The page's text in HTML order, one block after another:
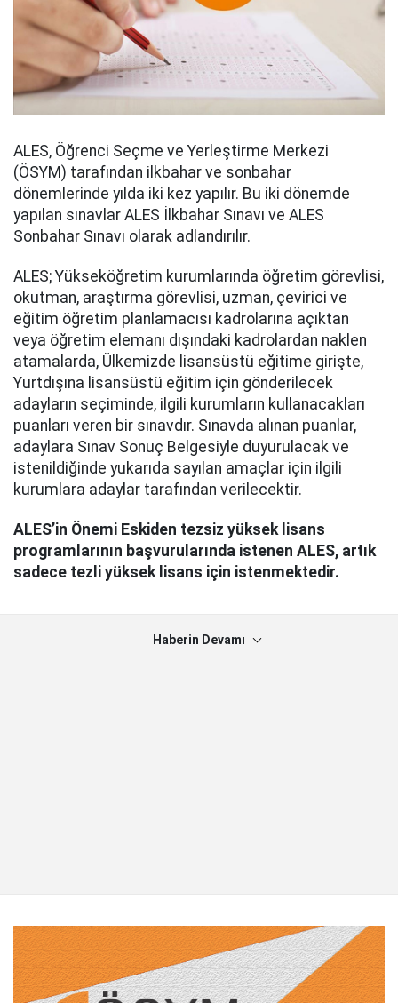
ALES, Öğrenci Seçme ve Yerleştirme Merkezi
(ÖSYM) tarafından ilkbahar ve sonbahar
dönemlerinde yılda iki kez yapılır. Bu iki dönemde
yapılan sınavlar ALES İlkbahar Sınavı ve ALES
Sonbahar Sınavı olarak adlandırılır.
ALES; Yükseköğretim kurumlarında öğretim görevlisi,
okutman, araştırma görevlisi, uzman, çevirici ve
eğitim öğretim planlamacısı kadrolarına açıktan
veya öğretim elemanı dışındaki kadrolardan naklen
atamalarda, Ülkemizde lisansüstü eğitime girişte,
Yurtdışına lisansüstü eğitim için gönderilecek
adayların seçiminde, ilgili kurumların kullanacakları
puanları veren bir sınavdır. Sınavda alınan puanlar,
adaylara Sınav Sonuç Belgesiyle duyurulacak ve
istenildiğinde yukarıda sayılan amaçlar için ilgili
kurumlara adaylar tarafından verilecektir.
ALES’in Önemi Eskiden tezsiz yüksek lisans
programlarının başvurularında istenen ALES, artık
sadece tezli yüksek lisans için istenmektedir.
Haberin Devamı